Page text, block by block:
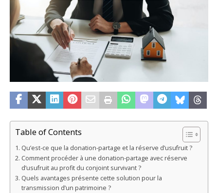
Table of Contents
Qu’est-ce que la donation-partage et la réserve d’usufruit ?
Comment procéder à une donation-partage avec réserve
d’usufruit au profit du conjoint survivant ?
Quels avantages présente cette solution pour la
transmission d’un patrimoine ?